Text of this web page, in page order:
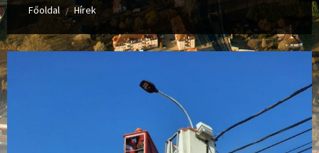
Főoldal / Hírek